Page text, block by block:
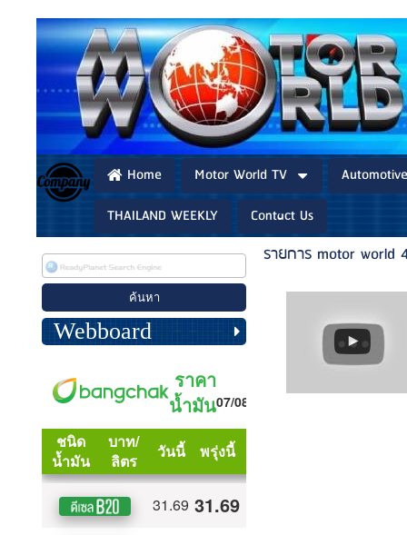
Home Motor World TV
THAILAND WEEKLY
Contact Us
Webboard
รายการ motor world